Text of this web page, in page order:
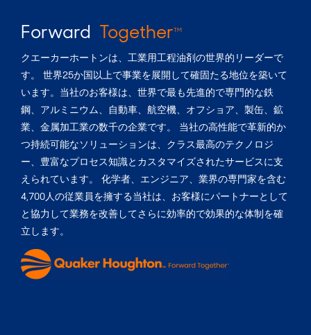
Forward TogetherTM
クエーカーホートンは、工業用工程油剤の世界的リーダーで
す。 世界25か国以上で事業を展開して確固たる地位を築いて
います。当社のお客様は、世界で最も先進的で専門的な鉄
鋼、アルミニウム、自動車、航空機、オフショア、製缶、鉱
業、金属加工業の数千の企業です。 当社の高性能で革新的か
つ持続可能なソリューションは、クラス最高のテクノロジ
ー、豊富なプロセス知識とカスタマイズされたサービスに支
えられています。 化学者、エンジニア、業界の専門家を含む
4,700人の従業員を擁する当社は、お客様にパートナーとして
と協力して業務を改善してさらに効率的で効果的な体制を確
立します。